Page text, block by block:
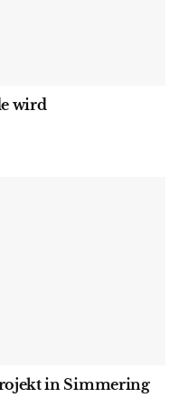
wird
in Simmering